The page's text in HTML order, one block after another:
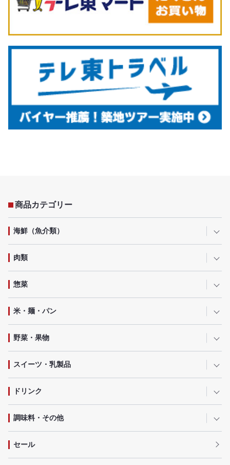
商品カテゴリー
海鮮（魚介類）
肉類
惣菜
米・麺・パン
野菜・果物
スイーツ・乳製品
ドリンク
調味料・その他
セール